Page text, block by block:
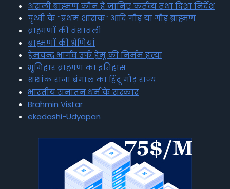
असली ब्राह्मण कौन है जानिए कर्तव्य तथा दिशा निर्देश
पृथ्वी के “प्रथम शासक” आदि गौड़ या गौड़ ब्राह्मण
ब्राह्मणों की वंशावली
ब्राह्मणों की श्रेणियां
हेमचन्द्र भार्गव उर्फ हेमू की निर्मम हत्या
भूमिहार ब्राह्मण का इतिहास
शशांक राजा बंगाल का हिंदू गौड़ राज्य
भारतीय सनातन धर्म के संस्कार
Brahmin Vistar
ekadashi-Udyapan